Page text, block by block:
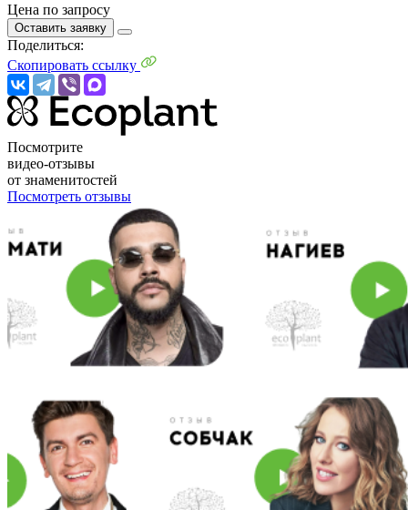
Цена по запросу
Оставить заявку
Поделиться:
Скопировать ссылку
Посмотрите
видео-отзывы
от знаменитостей
Посмотреть отзывы